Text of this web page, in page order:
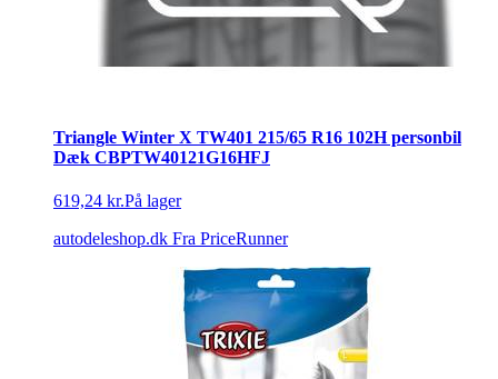
Triangle Winter X TW401 215/65 R16 102H personbil
Dæk CBPTW40121G16HFJ
619,24 kr.På lager
autodeleshop.dk Fra PriceRunner